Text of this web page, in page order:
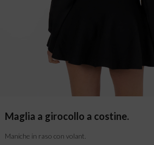
Maglia a girocollo a costine.
Maniche in raso con volant.